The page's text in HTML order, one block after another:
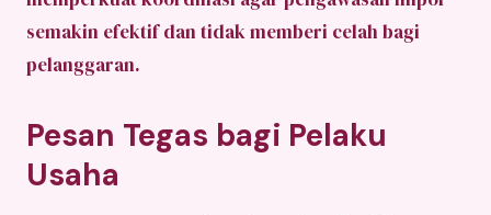
semakin efektif dan tidak memberi celah bagi
pelanggaran.
Pesan Tegas bagi Pelaku
Usaha